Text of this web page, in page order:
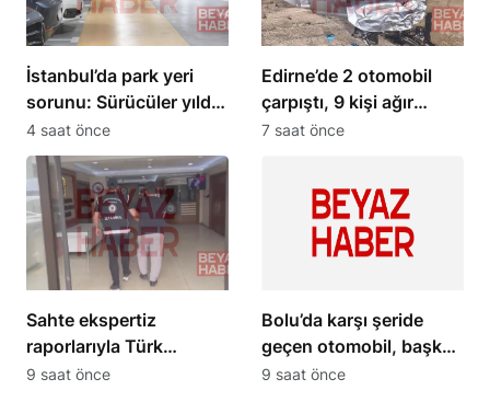
İstanbul’da park yeri
sorunu: Sürücüler yılda
40 litre yakıt harcıyor
4 saat önce
Edirne’de 2 otomobil
çarpıştı, 9 kişi ağır
yaralandı
7 saat önce
Sahte ekspertiz
raporlarıyla Türk
vatandaşlığı kazandıran
9 saat önce
Bolu’da karşı şeride
geçen otomobil, başka
bir araçla çarpıştı: 1 ölü,
9 saat önce